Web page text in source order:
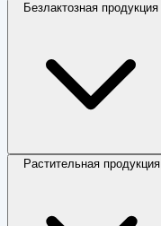
Безлактозная продукция
Растительная продукция